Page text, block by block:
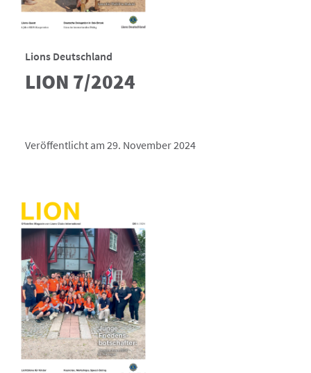
Lions Deutschland
LION 7/2024
Veröffentlicht am 29. November 2024